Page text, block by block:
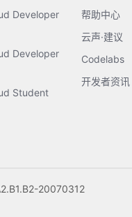
Developer
Developer
Student
帮助中心
云声·建议
Codelabs
开发者资讯
20070312